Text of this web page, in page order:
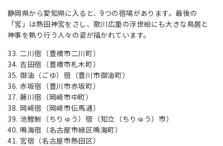
静岡県から愛知県に入ると、9つの宿場があります。最後の
「宮」は熱田神宮をさし、歌川広重の浮世絵にも大きな鳥居と
神事を執り行う人々の姿が描かれています。
二川宿（豊橋市二川町）
吉田宿（豊橋市札木町）
御油（ごゆ）宿（豊川市御油町）
赤坂宿（豊川市赤坂町）
藤川宿（岡崎市中町）
岡崎宿（岡崎市伝馬通）
池鯉鮒（ちりゅう）宿（知立（ちりゅう）市）
鳴海宿（名古屋市緑区鳴海町）
宮宿（名古屋市熱田区）